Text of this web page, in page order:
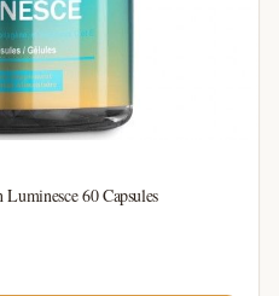
60 Capsules